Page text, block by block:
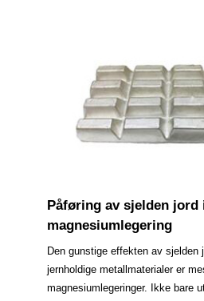
Påføring av sjelden jord
magnesiumlegering
Den gunstige effekten av sjelden
jernholdige metallmaterialer er
magnesiumlegeringer. Ikke bare